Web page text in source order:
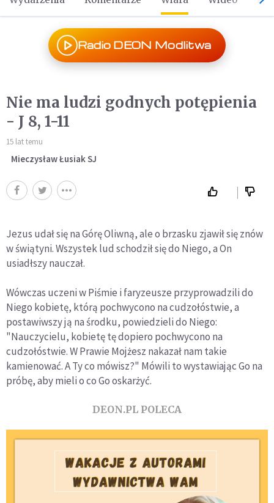
Radio DEON Modlitwa
Nie ma ludzi godnych potępienia
- J 8, 1-11
15 lat temu
Mieczysław Łusiak SJ
Jezus udał się na Górę Oliwną, ale o brzasku zjawił się znów
w świątyni. Wszystek lud schodził się do Niego, a On
usiadłszy nauczał.
Wówczas uczeni w Piśmie i faryzeusze przyprowadzili do
Niego kobietę, którą pochwycono na cudzołóstwie, a
postawiwszy ją na środku, powiedzieli do Niego:
"Nauczycielu, kobietę tę dopiero pochwycono na
cudzołóstwie. W Prawie Mojżesz nakazał nam takie
kamienować. A Ty co mówisz?" Mówili to wystawiając Go na
próbę, aby mieli o co Go oskarżyć.
DEON.PL POLECA